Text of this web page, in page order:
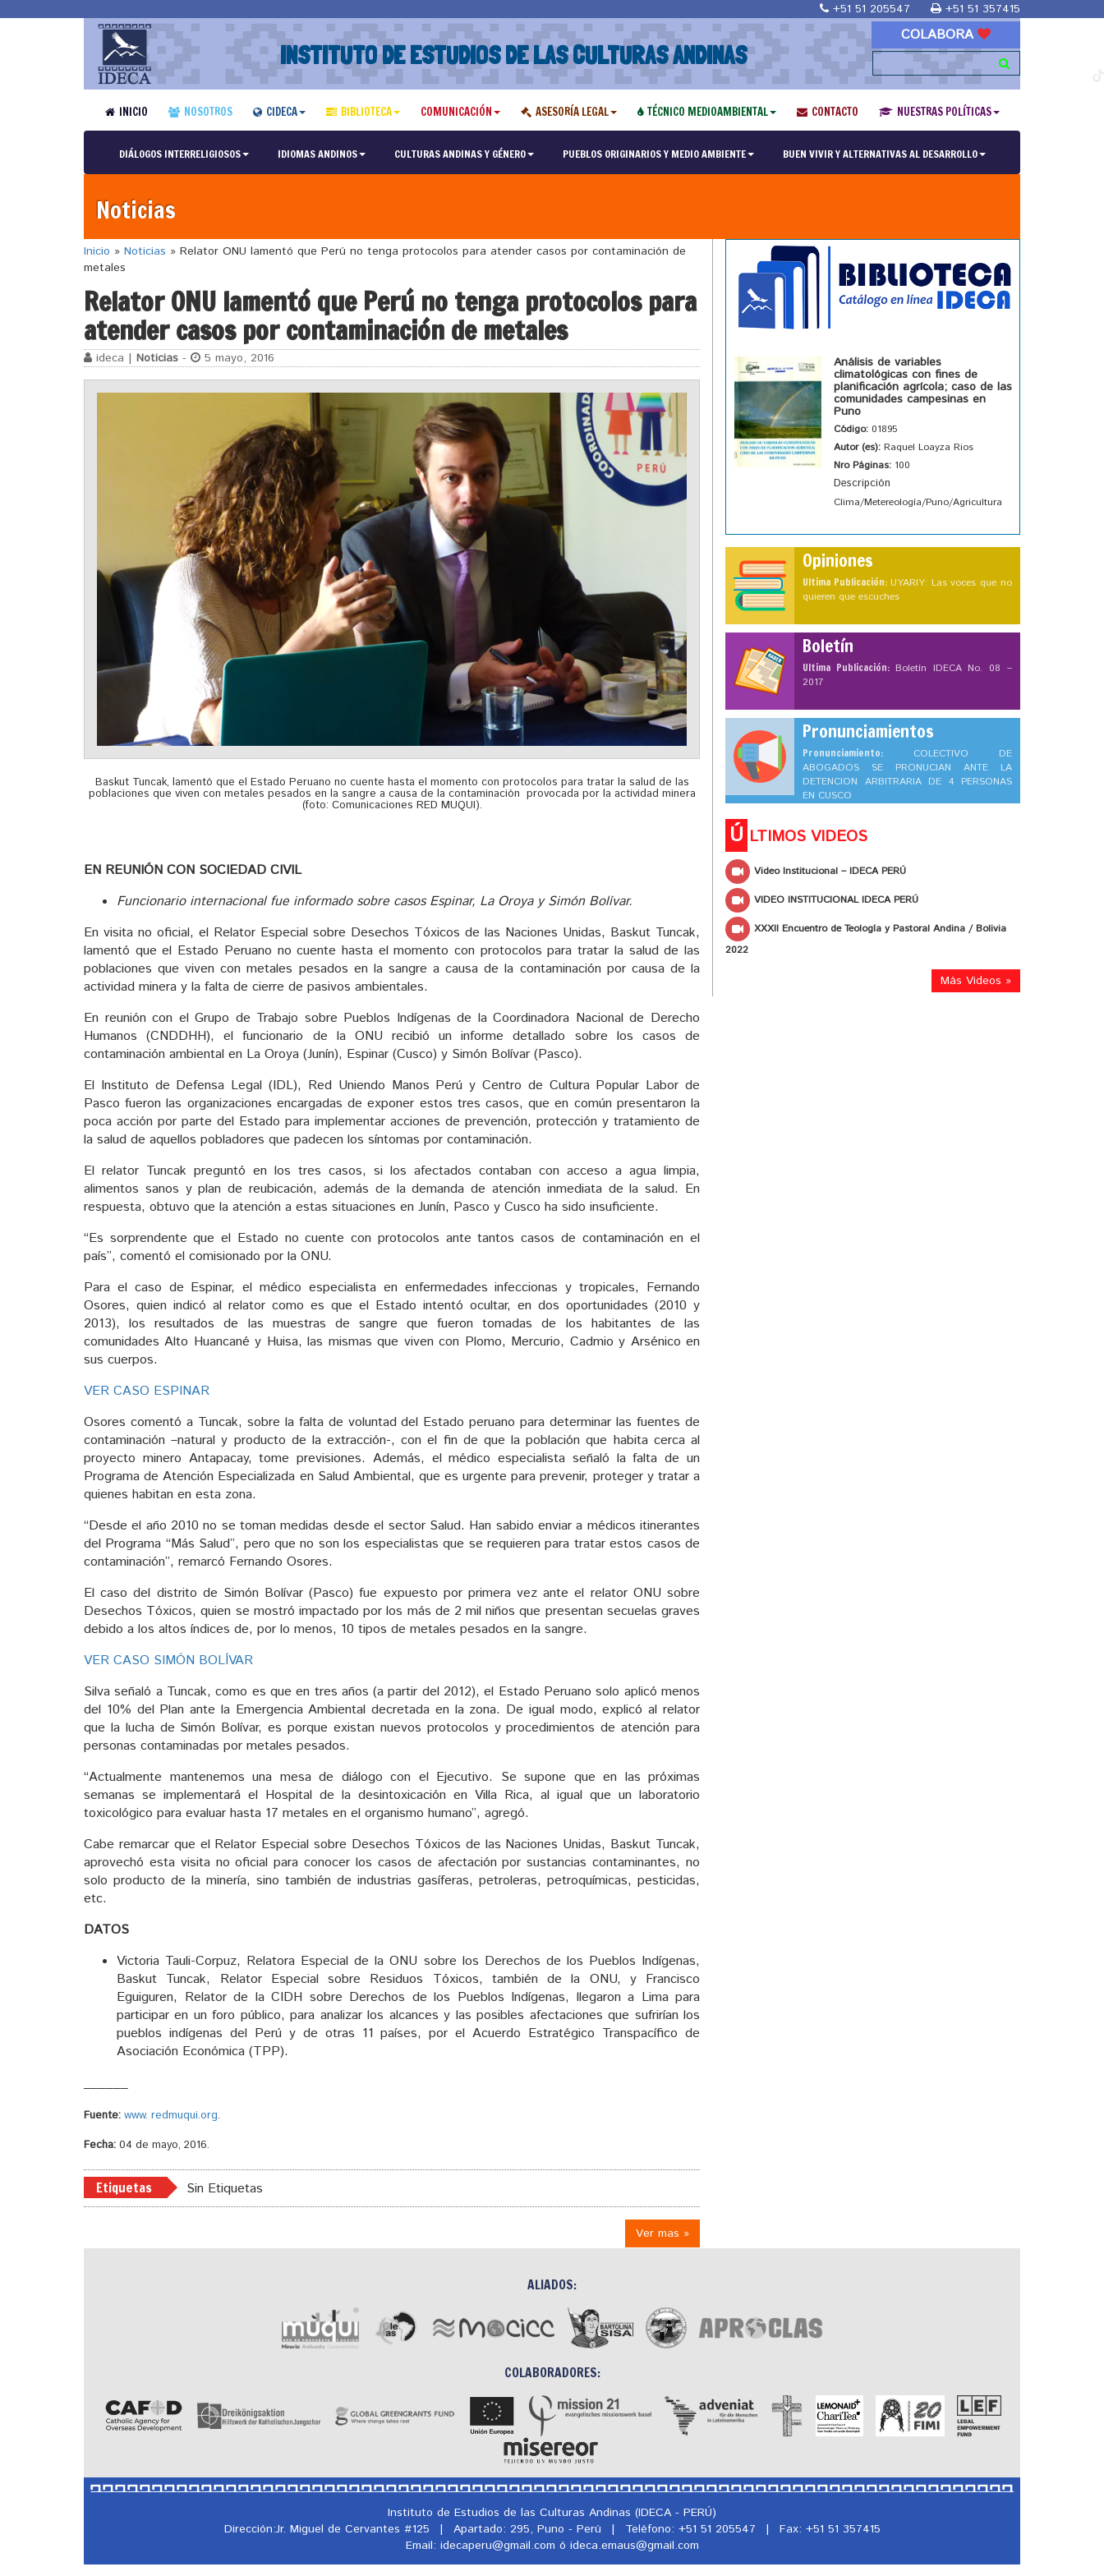
+51 51 205547 +51 51 357415
INSTITUTO DE ESTUDIOS DE LAS CULTURAS ANDINAS
COLABORA
INICIO NOSOTROS CIDECA BIBLIOTECA COMUNICACIÓN ASESORÍA LEGAL TÉCNICO MEDIOAMBIENTAL CONTACTO NUESTRAS POLÍTICAS
DIÁLOGOS INTERRELIGIOSOS IDIOMAS ANDINOS CULTURAS ANDINAS Y GÉNERO PUEBLOS ORIGINARIOS Y MEDIO AMBIENTE BUEN VIVIR Y ALTERNATIVAS AL DESARROLLO
Noticias
Inicio » Noticias » Relator ONU lamentó que Perú no tenga protocolos para atender casos por contaminación de
metales
Relator ONU lamentó que Perú no tenga protocolos para
atender casos por contaminación de metales
ideca | Noticias - 5 mayo, 2016
Baskut Tuncak, lamentó que el Estado Peruano no cuente hasta el momento con protocolos para tratar la salud de las
poblaciones que viven con metales pesados en la sangre a causa de la contaminación provocada por la actividad minera
(foto: Comunicaciones RED MUQUI).
EN REUNIÓN CON SOCIEDAD CIVIL
Funcionario internacional fue informado sobre casos Espinar, La Oroya y Simón Bolívar.
En visita no oficial, el Relator Especial sobre Desechos Tóxicos de las Naciones Unidas, Baskut Tuncak,
lamentó que el Estado Peruano no cuente hasta el momento con protocolos para tratar la salud de las
poblaciones que viven con metales pesados en la sangre a causa de la contaminación por causa de la
actividad minera y la falta de cierre de pasivos ambientales.
En reunión con el Grupo de Trabajo sobre Pueblos Indígenas de la Coordinadora Nacional de Derecho
Humanos (CNDDHH), el funcionario de la ONU recibió un informe detallado sobre los casos de
contaminación ambiental en La Oroya (Junín), Espinar (Cusco) y Simón Bolívar (Pasco).
El Instituto de Defensa Legal (IDL), Red Uniendo Manos Perú y Centro de Cultura Popular Labor de
Pasco fueron las organizaciones encargadas de exponer estos tres casos, que en común presentaron la
poca acción por parte del Estado para implementar acciones de prevención, protección y tratamiento de
la salud de aquellos pobladores que padecen los síntomas por contaminación.
El relator Tuncak preguntó en los tres casos, si los afectados contaban con acceso a agua limpia,
alimentos sanos y plan de reubicación, además de la demanda de atención inmediata de la salud. En
respuesta, obtuvo que la atención a estas situaciones en Junín, Pasco y Cusco ha sido insuficiente.
“Es sorprendente que el Estado no cuente con protocolos ante tantos casos de contaminación en el
país”, comentó el comisionado por la ONU.
Para el caso de Espinar, el médico especialista en enfermedades infeccionas y tropicales, Fernando
Osores, quien indicó al relator como es que el Estado intentó ocultar, en dos oportunidades (2010 y
2013), los resultados de las muestras de sangre que fueron tomadas de los habitantes de las
comunidades Alto Huancané y Huisa, las mismas que viven con Plomo, Mercurio, Cadmio y Arsénico en
sus cuerpos.
VER CASO ESPINAR
Osores comentó a Tuncak, sobre la falta de voluntad del Estado peruano para determinar las fuentes de
contaminación –natural y producto de la extracción-, con el fin de que la población que habita cerca al
proyecto minero Antapacay, tome previsiones. Además, el médico especialista señaló la falta de un
Programa de Atención Especializada en Salud Ambiental, que es urgente para prevenir, proteger y tratar a
quienes habitan en esta zona.
“Desde el año 2010 no se toman medidas desde el sector Salud. Han sabido enviar a médicos itinerantes
del Programa “Más Salud”, pero que no son los especialistas que se requieren para tratar estos casos de
contaminación”, remarcó Fernando Osores.
El caso del distrito de Simón Bolívar (Pasco) fue expuesto por primera vez ante el relator ONU sobre
Desechos Tóxicos, quien se mostró impactado por los más de 2 mil niños que presentan secuelas graves
debido a los altos índices de, por lo menos, 10 tipos de metales pesados en la sangre.
VER CASO SIMÓN BOLÍVAR
Silva señaló a Tuncak, como es que en tres años (a partir del 2012), el Estado Peruano solo aplicó menos
del 10% del Plan ante la Emergencia Ambiental decretada en la zona. De igual modo, explicó al relator
que la lucha de Simón Bolívar, es porque existan nuevos protocolos y procedimientos de atención para
personas contaminadas por metales pesados.
“Actualmente mantenemos una mesa de diálogo con el Ejecutivo. Se supone que en las próximas
semanas se implementará el Hospital de la desintoxicación en Villa Rica, al igual que un laboratorio
toxicológico para evaluar hasta 17 metales en el organismo humano”, agregó.
Cabe remarcar que el Relator Especial sobre Desechos Tóxicos de las Naciones Unidas, Baskut Tuncak,
aprovechó esta visita no oficial para conocer los casos de afectación por sustancias contaminantes, no
solo producto de la minería, sino también de industrias gasíferas, petroleras, petroquímicas, pesticidas,
etc.
DATOS
Victoria Tauli-Corpuz, Relatora Especial de la ONU sobre los Derechos de los Pueblos Indígenas,
Baskut Tuncak, Relator Especial sobre Residuos Tóxicos, también de la ONU, y Francisco
Eguiguren, Relator de la CIDH sobre Derechos de los Pueblos Indígenas, llegaron a Lima para
participar en un foro público, para analizar los alcances y las posibles afectaciones que sufrirían los
pueblos indígenas del Perú y de otras 11 países, por el Acuerdo Estratégico Transpacífico de
Asociación Económica (TPP).
Fuente: www. redmuqui.org.
Fecha: 04 de mayo, 2016.
Etiquetas Sin Etiquetas
Ver mas »
Análisis de variables
climatológicas con fines de
planificación agrícola; caso de las
comunidades campesinas en
Puno
Código: 01895
Autor (es): Raquel Loayza Rios
Nro Páginas: 100
Descripción
Clima/Metereología/Puno/Agricultura
Opiniones
Ultima Publicación: UYARIY: Las voces que no
quieren que escuches
Boletín
Ultima Publicación: Boletín IDECA No. 08 –
2017
Pronunciamientos
Pronunciamiento: COLECTIVO DE
ABOGADOS SE PRONUCIAN ANTE LA
DETENCION ARBITRARIA DE 4 PERSONAS
EN CUSCO
Ú LTIMOS VIDEOS
Video Institucional – IDECA PERÚ
VIDEO INSTITUCIONAL IDECA PERÚ
XXXII Encuentro de Teología y Pastoral Andina / Bolivia
2022
Más Videos »
ALIADOS:
COLABORADORES:
Instituto de Estudios de las Culturas Andinas (IDECA - PERÚ)
Dirección:Jr. Miguel de Cervantes #125
| Apartado: 295, Puno - Perú | Teléfono: +51 51 205547 |
Fax: +51 51 357415
Email: idecaperu@gmail.com ó ideca.emaus@gmail.com